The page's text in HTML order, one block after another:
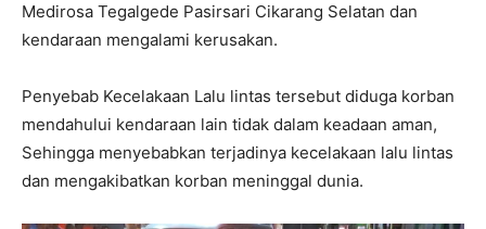
Medirosa Tegalgede Pasirsari Cikarang Selatan dan
kendaraan mengalami kerusakan.
Penyebab Kecelakaan Lalu lintas tersebut diduga korban
mendahului kendaraan lain tidak dalam keadaan aman,
Sehingga menyebabkan terjadinya kecelakaan lalu lintas
dan mengakibatkan korban meninggal dunia.